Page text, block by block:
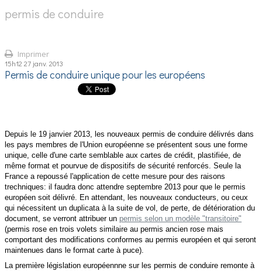
permis de conduire
Imprimer
15h12 27janv. 2013
Permis de conduire unique pour les européens
Depuis le 19 janvier 2013, les nouveaux permis de conduire délivrés dans
les pays membres de l'Union européenne se présentent sous une forme
unique, celle d'une carte semblable aux cartes de crédit, plastifiée, de
même format et pourvue de dispositifs de sécurité renforcés. Seule la
France a repoussé l'application de cette mesure pour des raisons
trechniques: il faudra donc attendre septembre 2013 pour que le permis
européen soit délivré. En attendant, les nouveaux conducteurs, ou ceux
qui nécessitent un duplicata à la suite de vol, de perte, de détérioration du
document, se verront attribuerun permis selon un modèle "transitoire"
(permis rose en trois volets similaire au permis ancien rose mais
comportant des modifications conformes au permis européen et qui seront
maintenues dans le format carte à puce).
La première législation européennne sur les permis de conduire remonte à